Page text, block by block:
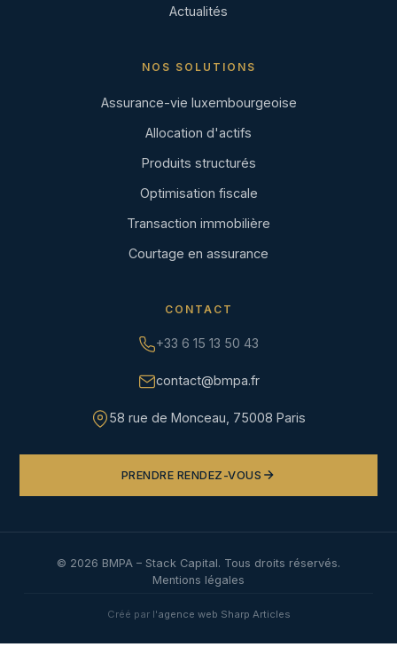
Actualités
NOS SOLUTIONS
Assurance-vie luxembourgeoise
Allocation d'actifs
Produits structurés
Optimisation fiscale
Transaction immobilière
Courtage en assurance
CONTACT
+33 6 15 13 50 43
contact@bmpa.fr
58 rue de Monceau, 75008 Paris
PRENDRE RENDEZ-VOUS
© 2026 BMPA – Stack Capital. Tous droits réservés.
Mentions légales
Créé par l'agence web Sharp Articles